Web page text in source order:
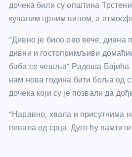
дочека били су општина
куваним црним вином, а
“Дивно је било ово вече, дивна
дивни и гостопримљиви
баба се чешља” Радоша
нам нова година бити боља од
дочека који су је позвали да
“Наравно, хвала и присутнима
певала од срца. Дуго ћу